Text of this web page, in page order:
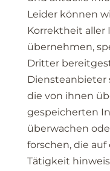
Leider können
Korrektheit aller
übernehmen,
Dritter
die von ihnen
gespeicherten
überwachen
forschen, die
Tätigkeit